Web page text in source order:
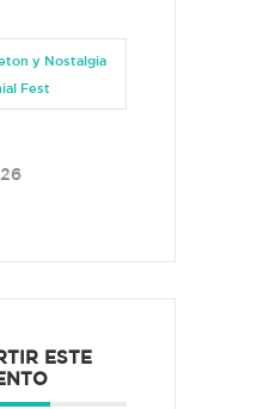
y Nostalgia
Fest
ESTE